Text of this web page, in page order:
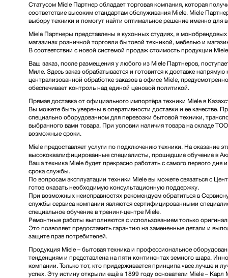
Статусом Miele Партнер обладает торговая компания, которая
соответствие высоким стандартам обслуживания Miele. Miele
выбору техники и помогут найти оптимальное решение именно для
Miele Партнеры представлены в кухонных студиях, в
магазинах розничной торговли бытовой техникой, мебелью и
В соответствии с новой системой продаж стоимость продукции
Ваш заказ, после размещения у любого из Miele Партнеров,
Миле. Здесь заказ обрабатывается и готовится к доставке
централизованной обработке заказов в офисе Miele,
обеспечивает контроль над единой ценовой политикой.
Прямая доставка от официального импортёра техники Miele в
Вы можете быть уверены в оперативности доставки и ее качестве.
специально оборудованном для перевозки бытовой техники,
выбранного вами товара. При условии наличия товара на складе
возможные сроки.
Miele предоставляет услуги по подключению техники. На оказание
высококвалифицированные специалисты, прошедшие обучение в
Ваша техника Miele будет прекрасно работать с самого первого дня
срока службы.
По вопросам эксплуатации техники Miele вы можете связаться с
готов оказать необходимую консультационную поддержку.
При возможных неисправностях рекомендуем обратиться в
службы сервиса компании являются сертифицированными
специальное обучение в тренинг-центре Miele.
Ремонтные работы выполняются с использованием только
Это позволяет предоставить гарантию на замененные детали и
защите прав потребителей.
Продукция Miele – бытовая техника и профессиональное
тенденциям и представлена на пяти континентах земного шара.
компании. Только тот, кто придерживается принципа «все лучше и
успех. Эту истину открыли ещё в 1899 году основатели Miele –